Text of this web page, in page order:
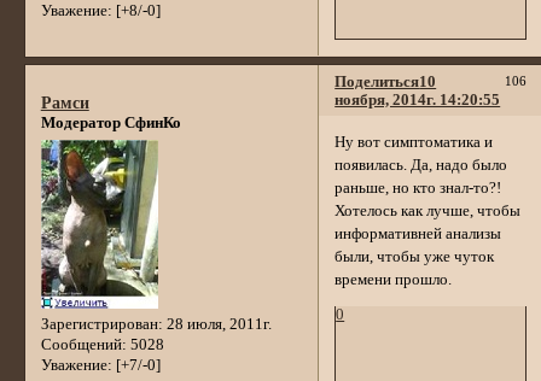
Уважение: [+8/-0]
Поделиться 106
10
ноября, 2014г. 14:20:55
Рамси
Модератор СфинКо
Зарегистрирован: 28 июля, 2011г.
Сообщений: 5028
Уважение: [+7/-0]
Ну вот симптоматика и
появилась. Да, надо было
раньше, но кто знал-то?!
Хотелось как лучше, чтобы
информативней анализы
были, чтобы уже чуток
времени прошло.
0